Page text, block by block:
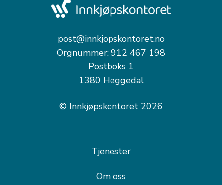
post@innkjopskontoret.no
Orgnummer: 912 467 198
Postboks 1
1380 Heggedal
© Innkjøpskontoret 2026
Tjenester
Om oss